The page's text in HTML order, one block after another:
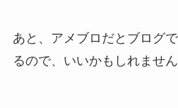
あと、アメブロだとブログ
るので、いいかもしれません